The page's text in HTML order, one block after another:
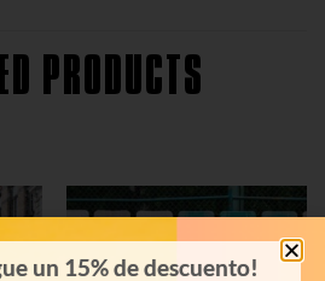
PRODUCTS
un 15% de descuento!